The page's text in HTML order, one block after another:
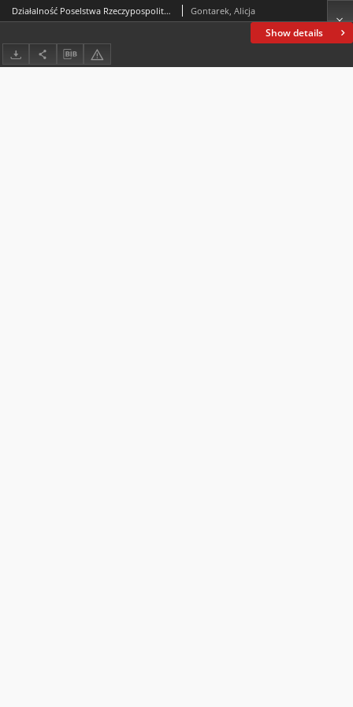
Show details
Działalność Poselstwa Rzeczypospolitej Polskiej w Hiszpanii na rzecz pomocy uchodźcom żydowskim w czasie II wojny światowej (w świetle akt Ministerstwa Spraw Zagranicznych przechowywanych w Archiwum Instytutu Hoovera). Zarys problemu Gontarek, Alicja